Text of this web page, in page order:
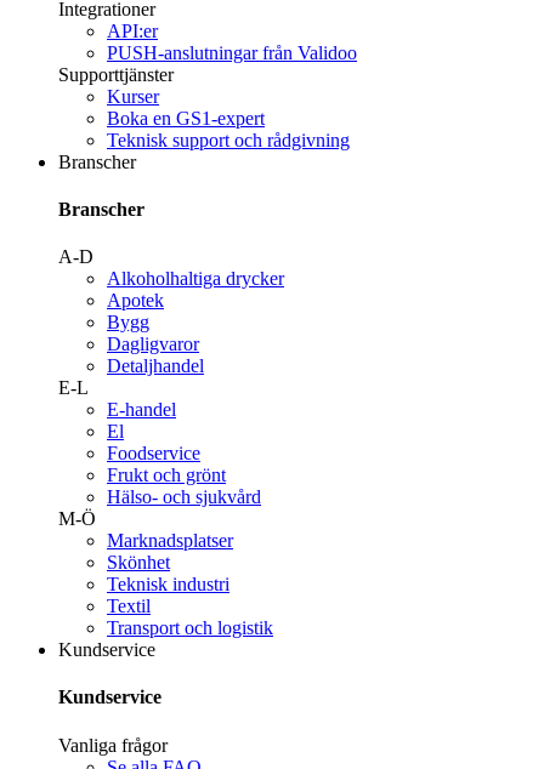
Integrationer
API:er
PUSH-anslutningar från Validoo
Supporttjänster
Kurser
Boka en GS1-expert
Teknisk support och rådgivning
Branscher
Branscher
A-D
Alkoholhaltiga drycker
Apotek
Bygg
Dagligvaror
Detaljhandel
E-L
E-handel
El
Foodservice
Frukt och grönt
Hälso- och sjukvård
M-Ö
Marknadsplatser
Skönhet
Teknisk industri
Textil
Transport och logistik
Kundservice
Kundservice
Vanliga frågor